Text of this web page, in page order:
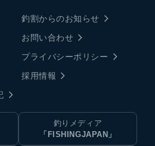
釣割からのお知らせ
お問い合わせ
プライバシーポリシー
採用情報
釣りメディア
「FISHINGJAPAN」